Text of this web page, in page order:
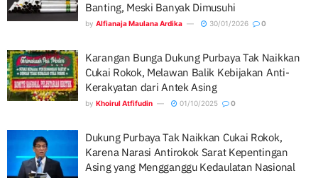
Banting, Meski Banyak Dimusuhi
by Alfianaja Maulana Ardika 30/01/2026 0
Karangan Bunga Dukung Purbaya Tak Naikkan
Cukai Rokok, Melawan Balik Kebijakan Anti-
Kerakyatan dari Antek Asing
by Khoirul Atfifudin 01/10/2025 0
Dukung Purbaya Tak Naikkan Cukai Rokok,
Karena Narasi Antirokok Sarat Kepentingan
Asing yang Mengganggu Kedaulatan Nasional